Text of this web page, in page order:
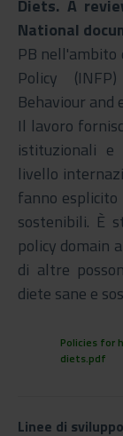
Diets. A
National
PB
Policy
Behaviour and
Il lavoro
istituzionali
livello
fanno
sostenibili. È
policy domain
di altre
diete sane e
Policies for
diets.pdf
Linee di